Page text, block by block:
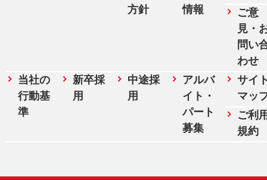
方針
情報
ご意
見・
問い
わせ
当社の
行動基
準
新卒採
用
中途採
用
アルバ
イト・
パート
募集
サイ
マッ
ご利
規約